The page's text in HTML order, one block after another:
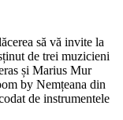
să vă invite la
de trei muzicieni
și Marius Mur
by Nemțeana din
de instrumentele